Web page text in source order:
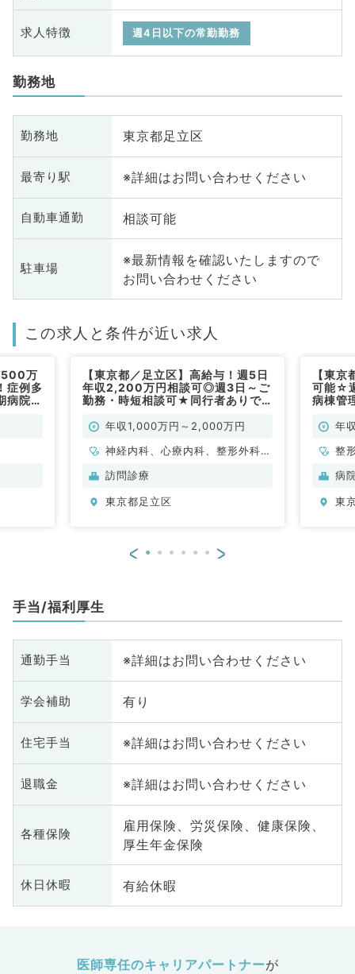
求人特徴 週4日以下の常勤勤務
勤務地
勤務地 東京都足立区
最寄り駅 ※詳細はお問い合わせください
自動車通勤 相談可能
駐車場
※最新情報を確認いたしますので
お問い合わせください
この求人と条件が近い求人
万
症例多
病院！
【東京都／足立区】高給与！週5日
年収2,200万円相談可◎週3日～ご
勤務・時短相談可★同行者ありで
ール・出動なしも相談できます
年収1,000万円～2,000万円
神経内科、心療内科、整形外科、
形成外科、美容外科、脳神経外
小児外科、泌尿器科、一般内科、
科、老年内科、外科系全般、一般
訪問診療
東京都足立区
【東
可能☆
病棟管
年
整
病
東
< >
手当/福利厚生
通勤手当 ※詳細はお問い合わせください
学会補助 有り
住宅手当 ※詳細はお問い合わせください
退職金 ※詳細はお問い合わせください
各種保険
雇用保険、労災保険、健康保険、
厚生年金保険
休日休暇 有給休暇
医師専任のキャリアパートナーが